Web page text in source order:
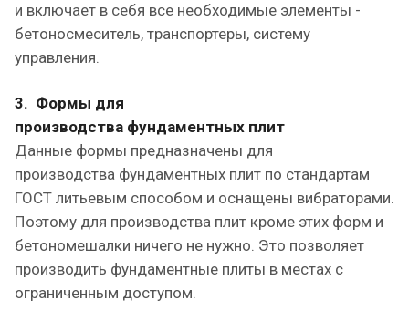
и включает в себя все необходимые элементы -
бетоносмеситель, транспортеры, систему
управления.
3. Формы для
производства фундаментных плит
Данные формы предназначены для
производства фундаментных плит по стандартам
ГОСТ литьевым способом и оснащены вибраторами.
Поэтому для производства плит кроме этих форм и
бетономешалки ничего не нужно. Это позволяет
производить фундаментные плиты в местах с
ограниченным доступом.